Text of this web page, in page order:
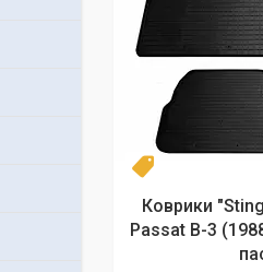
Коврики
Passat B-3